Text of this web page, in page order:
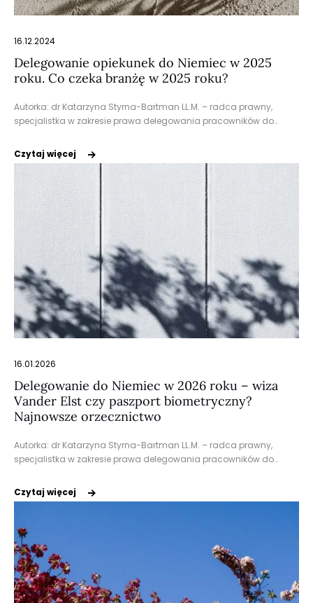
16.12.2024
Delegowanie opiekunek do Niemiec w 2025
roku. Co czeka branżę w 2025 roku?
Autorka: dr Katarzyna Styrna-Bartman LL.M. – radca prawny,
specjalistka w zakresie prawa delegowania pracowników do…
Czytaj więcej
16.01.2026
Delegowanie do Niemiec w 2026 roku – wiza
Vander Elst czy paszport biometryczny?
Najnowsze orzecznictwo
Autorka: dr Katarzyna Styrna-Bartman LL.M. – radca prawny,
specjalistka w zakresie prawa delegowania pracowników do…
Czytaj więcej